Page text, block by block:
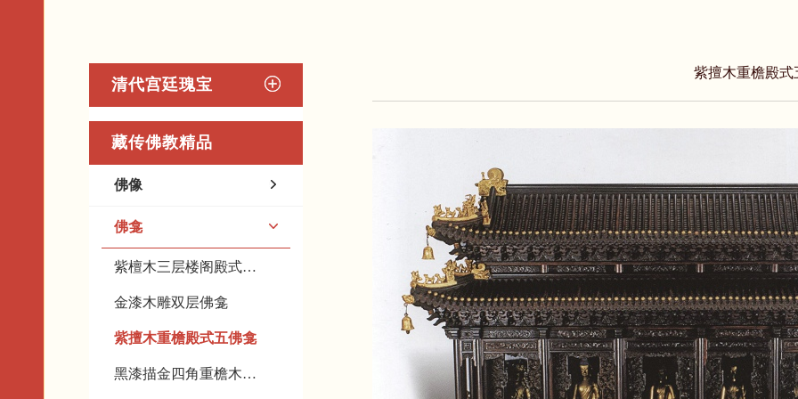
清代宫廷瑰宝
藏传佛教精品
佛像
佛龛
紫檀木三层楼阁殿式九佛龛
金漆木雕双层佛龛
紫擅木重檐殿式五佛龛
黑漆描金四角重檐木佛龛
紫擅木重檐殿式